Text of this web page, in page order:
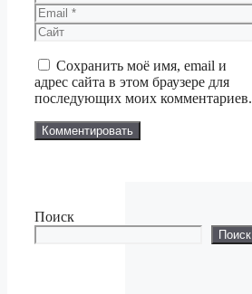
Email
Сайт
Сохранить моё имя, email и
адрес сайта в этом браузере для
последующих моих комментариев.
Поиск
Поиск